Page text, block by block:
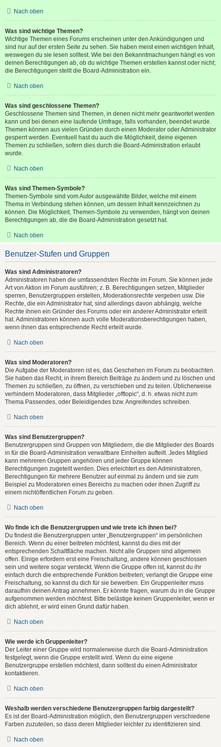
Nach oben
Was sind wichtige Themen?
Wichtige Themen eines Forums erscheinen unter den Ankündigungen und
sind nur auf der ersten Seite zu sehen. Sie haben meist einen wichtigen Inhalt,
weswegen du sie lesen solltest. Wie bei den Bekanntmachungen hängt es von
deinen Berechtigungen ab, ob du wichtige Themen erstellen kannst oder nicht;
die Berechtigungen stellt die Board-Administration ein.
Nach oben
Was sind geschlossene Themen?
Geschlossene Themen sind Themen, in denen nicht mehr geantwortet werden
kann und bei denen eine laufende Umfrage, falls vorhanden, beendet wurde.
Themen können aus vielen Gründen durch einen Moderator oder Administrator
gesperrt werden. Eventuell hast du auch die Möglichkeit, deine eigenen
Themen zu schließen, sofern dies durch die Board-Administration erlaubt
wurde.
Nach oben
Was sind Themen-Symbole?
Themen-Symbole sind vom Autor ausgewählte Bilder, welche mit einem
Thema in Verbindung stehen können, um dessen Inhalt kennzeichnen zu
können. Die Möglichkeit, Themen-Symbole zu verwenden, hängt von deinen
Berechtigungen ab, die die Board-Administration gesetzt hat.
Nach oben
Benutzer-Stufen und Gruppen
Was sind Administratoren?
Administratoren haben die umfassendsten Rechte im Forum. Sie können jede
Art von Aktion im Forum ausführen; z. B. Berechtigungen setzen, Mitglieder
sperren, Benutzergruppen erstellen, Moderationsrechte vergeben usw. Die
Rechte, die ein Administrator hat, sind allerdings davon abhängig, welche
Rechte ihnen ein Gründer des Forums oder ein anderer Administrator erteilt
hat. Administratoren können auch volle Moderationsberechtigungen haben,
wenn ihnen das entsprechende Recht erteilt wurde.
Nach oben
Was sind Moderatoren?
Die Aufgabe der Moderatoren ist es, das Geschehen im Forum zu beobachten.
Sie haben das Recht, in ihrem Bereich Beiträge zu ändern und zu löschen und
Themen zu schließen, zu öffnen, zu verschieben und zu teilen. Üblicherweise
verhindern Moderatoren, dass Mitglieder „offtopic“, d. h. etwas nicht zum
Thema Passendes, oder Beleidigendes bzw. Angreifendes schreiben.
Nach oben
Was sind Benutzergruppen?
Benutzergruppen sind Gruppen von Mitgliedern, die die Mitglieder des Boards
in für die Board-Administration verwaltbare Einheiten aufteilt. Jedes Mitglied
kann mehreren Gruppen angehören und jeder Gruppe können
Berechtigungen zugeteilt werden. Dies erleichtert es den Administratoren,
Berechtigungen für mehrere Benutzer auf einmal zu ändern und sie zum
Beispiel zu Moderatoren eines Bereichs zu machen oder ihnen Zugriff zu
einem nichtöffentlichen Forum zu geben.
Nach oben
Wo finde ich die Benutzergruppen und wie trete ich ihnen bei?
Du findest die Benutzergruppen unter „Benutzergruppen“ im persönlichen
Bereich. Wenn du einer beitreten möchtest, kannst du dies mit der
entsprechenden Schaltfläche machen. Nicht alle Gruppen sind allgemein
offen. Einige erfordern erst eine Freischaltung, andere können geschlossen
sein und weitere sogar versteckt. Wenn die Gruppe offen ist, kannst du ihr
einfach durch die entsprechende Funktion beitreten; verlangt die Gruppe eine
Freischaltung, so kannst du dich für sie bewerben. Ein Gruppenleiter muss
daraufhin deinen Antrag annehmen. Er könnte fragen, warum du in die Gruppe
aufgenommen werden möchtest. Bitte belästige keinen Gruppenleiter, wenn er
dich ablehnt, er wird einen Grund dafür haben.
Nach oben
Wie werde ich Gruppenleiter?
Der Leiter einer Gruppe wird normalerweise durch die Board-Administration
festgelegt, wenn die Gruppe erstellt wird. Wenn du eine eigene
Benutzergruppe erstellen möchtest, dann solltest du einen Administrator
kontaktieren.
Nach oben
Weshalb werden verschiedene Benutzergruppen farbig dargestellt?
Es ist der Board-Administration möglich, den Benutzergruppen verschiedene
Farben zuzuteilen, so dass deren Mitglieder leichter zu identifizieren sind.
Nach oben